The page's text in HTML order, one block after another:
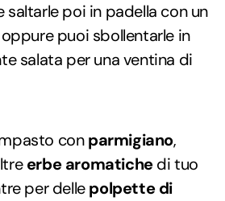
saltarle poi in padella con un
puoi sbollentarle in
salata per una ventina di
conparmigiano,
erbe aromatichedi tuo
per dellepolpette di